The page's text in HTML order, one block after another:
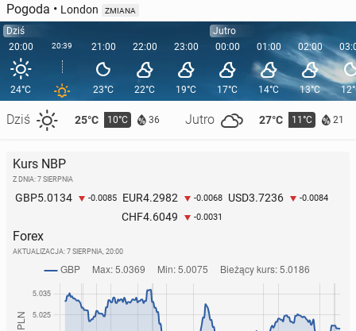
Pogoda • London ZMIANA
Dziś
20:00
24°C
Dziś 25°C 10°C 36 Jutro 27°C 11°C 21
20:39 21:00
23°C
22:00
22°C
23:00
19°C
Jutro
00:00
17°C
01:00
14°C
02:00
13°C
Kurs NBP
Z DNIA: 7 SIERPNIA
GBP5.0134 -0.0085 EUR4.2982 -0.0068 USD3.7236 -0.0084
CHF4.6049 -0.0031
Forex
AKTUALIZACJA: 7 SIERPNIA, 20:00